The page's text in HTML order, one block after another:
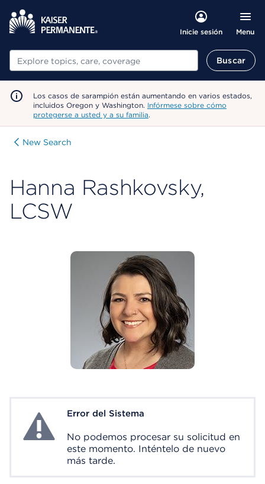
Inicie sesión Menu
Buscar Buscar
Los casos de sarampión están aumentando en varios estados,
incluidos Oregon y Washington. Infórmese sobre cómo
protegerse a usted y a su familia.
New Search
Hanna Rashkovsky,
LCSW
System ErrorError del Sistema
No podemos procesar su solicitud en
este momento. Inténtelo de nuevo
más tarde.